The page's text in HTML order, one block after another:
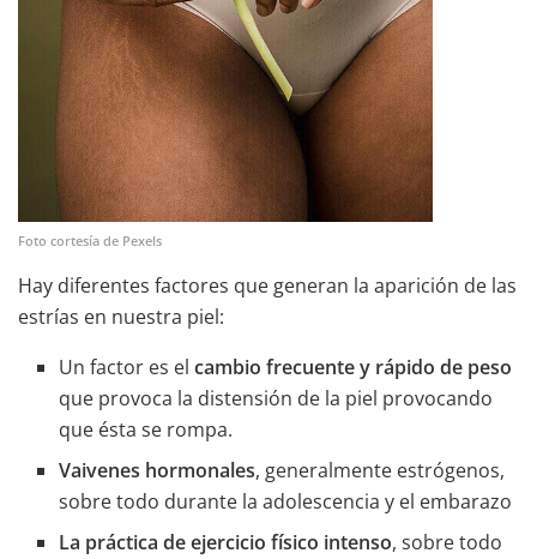
Foto cortesía de Pexels
Hay diferentes factores que generan la aparición de las
estrías en nuestra piel:
Un factor es elcambio frecuente y rápido de peso
que provoca la distensión de la piel provocando
que ésta se rompa.
Vaivenes hormonales, generalmente estrógenos,
sobre todo durante la adolescencia y el embarazo
La práctica de ejercicio físico intenso, sobre todo